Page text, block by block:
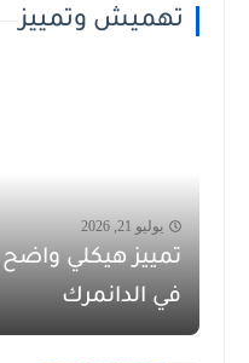
تهميش وتمييز
يوليو 21, 2026
تمييز هيكلي واضح
في الدانمرك